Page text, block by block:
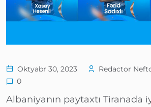
Oktyabr 30, 2023 Redactor
0
Albaniyanın paytaxtı Tiranada